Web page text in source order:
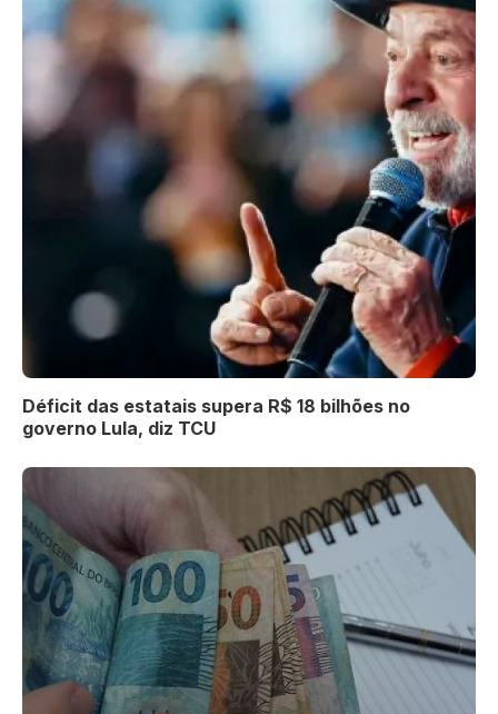
Déficit das estatais supera R$ 18 bilhões no
governo Lula, diz TCU